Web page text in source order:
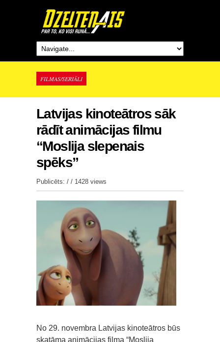
FILMAS/SERIĀLI
Latvijas kinoteātros sāk
rādīt animācijas filmu
“Moslija slepenais
spēks”
Publicēts: / / 1428 views
No 29. novembra Latvijas kinoteātros būs
skatāma animācijas filma “Moslija